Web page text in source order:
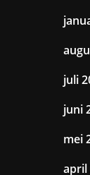
juli
juni
mei
april